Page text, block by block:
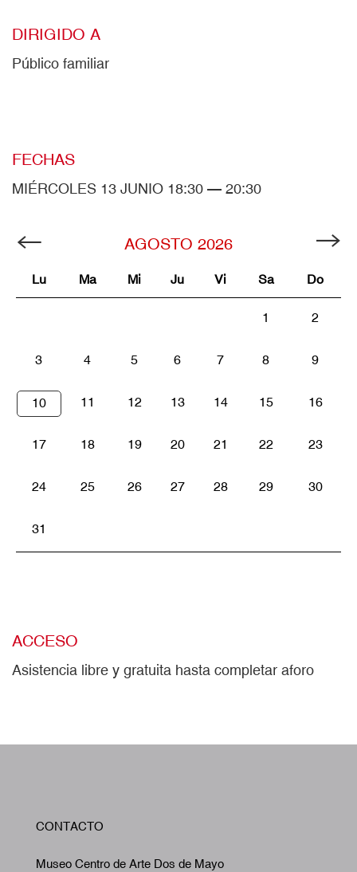
DIRIGIDO A
Público familiar
FECHAS
MIÉRCOLES 13 JUNIO 18:30 — 20:30
AGOSTO 2026
Lu Ma Mi Ju Vi Sa Do
1 2
3 4 5 6 7 8 9
10 11 12 13 14 15 16
17 18 19 20 21 22 23
24 25 26 27 28 29 30
31
ACCESO
Asistencia libre y gratuita hasta completar aforo
CONTACTO
Museo Centro de Arte Dos de Mayo